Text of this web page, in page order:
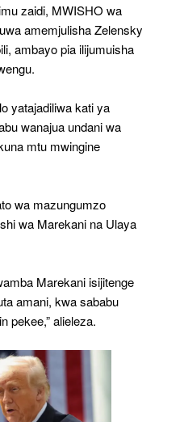
zaidi, MWISHO wa
amemjulisha Zelensky
ambayo pia ilijumuisha
yatajadiliwa kati ya
wanajua undani wa
mtu mwingine
wa mazungumzo
wa Marekani na Ulaya
Marekani isijitenge
amani, kwa sababu
pekee,” alieleza.